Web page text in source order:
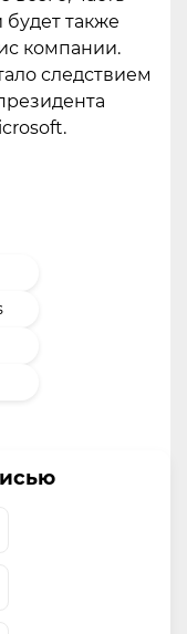
также
компании.
следствием